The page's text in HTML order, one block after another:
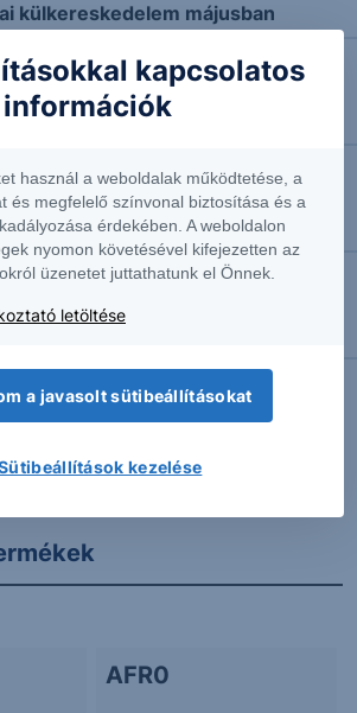
külkereskedelem májusban
a McDonald’s
növekedés a McDonalds-tól
Meta törekvéseit
AFR0
kapcsolatos
információk
használ a weboldalak működtetése, a
és megfelelő színvonal biztosítása és a
érdekében. A weboldalon
nyomon követésével kifejezetten az
üzenetet juttathatunk el Önnek.
letöltése
a javasolt sütibeállításokat
kezelése